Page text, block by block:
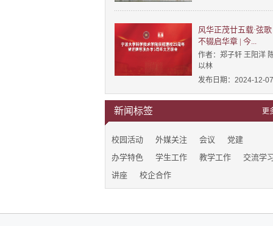
风华正茂廿五载·弦歌
不辍启华章 | 今...
作者：郑子轩 王阳洋
以林
发布日期：2024-12-07
新闻标签 更
校园活动 外媒关注 会议
党建
办学特色
学生工作 教学工作
交流学
讲座
校企合作